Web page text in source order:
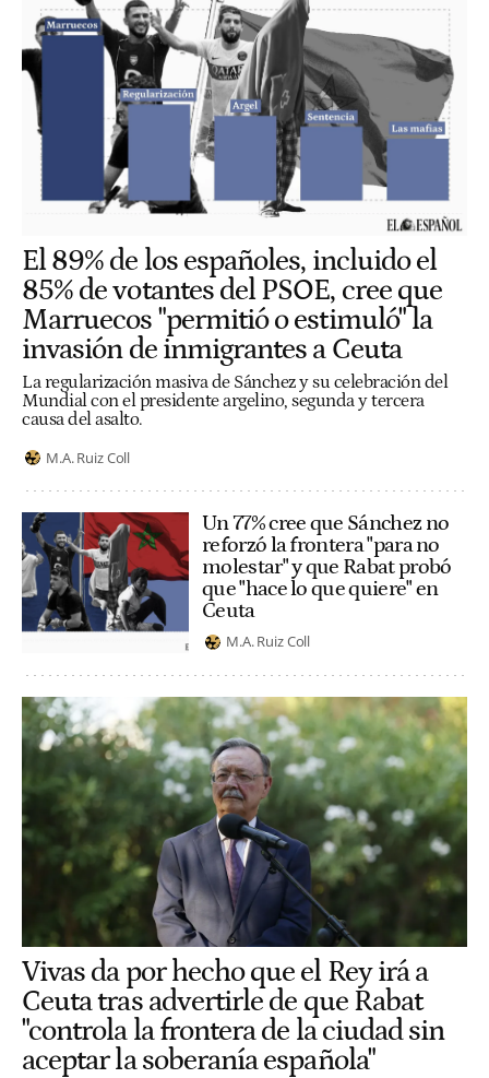
El 89% de los españoles, incluido el
85% de votantes del PSOE, cree que
Marruecos "permitió o estimuló" la
invasión de inmigrantes a Ceuta
La regularización masiva de Sánchez y su celebración del
Mundial con el presidente argelino, segunda y tercera
causa del asalto.
M.A. Ruiz Coll
Un 77% cree que Sánchez no
reforzó la frontera "para no
molestar" y que Rabat probó
que "hace lo que quiere" en
Ceuta
M.A. Ruiz Coll
Vivas da por hecho que el Rey irá a
Ceuta tras advertirle de que Rabat
"controla la frontera de la ciudad sin
aceptar la soberanía española"